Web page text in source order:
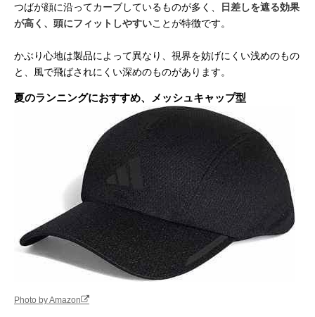
つばが顔に沿ってカーブしているものが多く、
日差しを遮る効果
が高く、頭にフィットしやすいことが特徴です。
かぶり心地は製品によって異なり、視界を妨げにくい浅めのもの
と、風で飛ばされにくい深めのものがあります。
夏のランニングにおすすめ、メッシュキャップ型
Photo by Amazon